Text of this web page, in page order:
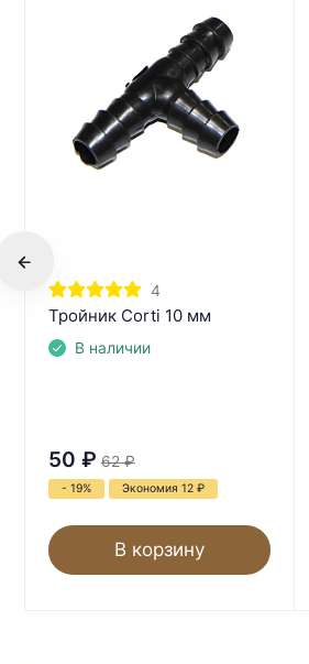
4
Тройник Corti 10 мм
В наличии
50 ₽ 62 ₽
- 19% Экономия 12 ₽
В корзину